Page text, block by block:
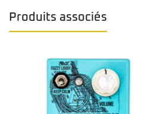
Produits associés